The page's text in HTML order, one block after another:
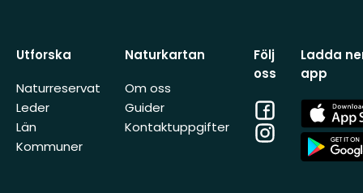
Utforska
Naturreservat
Leder
Län
Kommuner
Naturkartan
Om oss
Guider
Kontaktuppgifter
Följ
oss
Facebook
Instagram
Ladda
app
App
Store
App
Store